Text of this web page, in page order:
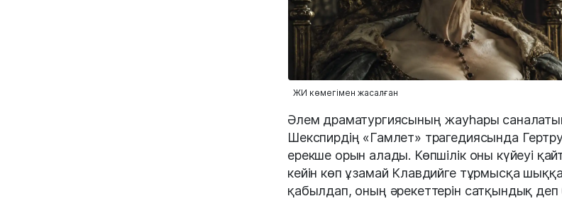
ЖИ көмегімен жасалған
Әлем драматургиясының жауһары
Шекспирдің «Гамлет» трагедиясында
ерекше орын алады. Көпшілік оны күйеуі
кейін көп ұзамай Клавдийге тұрмысқа
қабылдап, оның әрекеттерін сатқындық деп